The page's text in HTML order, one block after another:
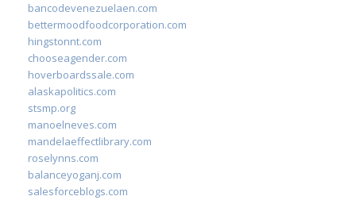
bancodevenezuelaen.com
bettermoodfoodcorporation.com
hingstonnt.com
chooseagender.com
hoverboardssale.com
alaskapolitics.com
stsmp.org
manoelneves.com
mandelaeffectlibrary.com
roselynns.com
balanceyoganj.com
salesforceblogs.com